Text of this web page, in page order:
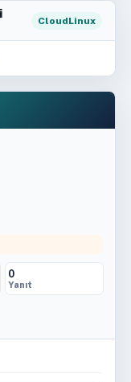
CloudLinux
0
Yanıt